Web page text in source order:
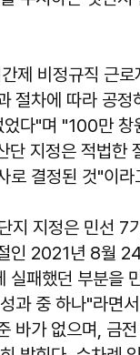
제 비정규직 근
절차에 따라 공정
다"며 "100만 창
단 지정은 적법한
로 결정된 것"이라
지 지정은 민선 7
인 2021년 8월
실패했던 부분을
과 중 하나"라면
바가 없으며, 금